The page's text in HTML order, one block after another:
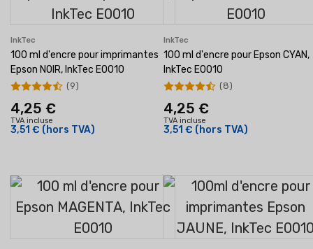
InkTec
100 ml d'encre pour imprimantes
Epson NOIR, InkTec E0010
4,25 €
TVA incluse
3,51 € (hors TVA)
(9)
InkTec
100 ml d'encre pour Epson CYAN,
InkTec E0010
4,25 €
TVA incluse
3,51 € (hors TVA)
(8)